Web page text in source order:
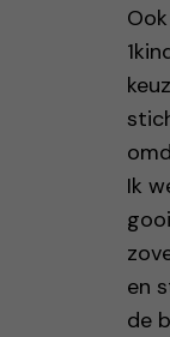
Ik
en
de